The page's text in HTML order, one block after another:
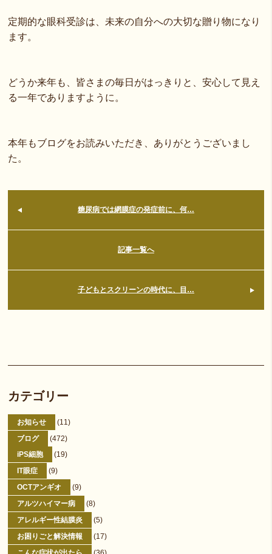
定期的な眼科受診は、未来の自分への大切な贈り物になり
ます。
どうか来年も、皆さまの毎日がはっきりと、安心して見え
る一年でありますように。
本年もブログをお読みいただき、ありがとうございまし
た。
糖尿病では網膜症の発症前に、何…
記事一覧へ
子どもとスクリーンの時代に、目…
カテゴリー
お知らせ
(11)
ブログ
(472)
iPS細胞
(19)
IT眼症
(9)
OCTアンギオ
(9)
アルツハイマー病
(8)
アレルギー性結膜炎
(5)
お困りごと解決情報
(17)